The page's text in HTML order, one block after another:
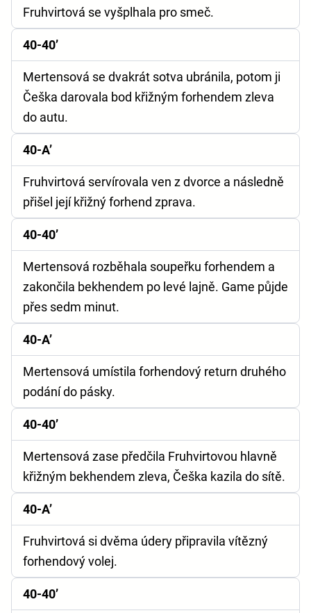
Fruhvirtová se vyšplhala pro smeč.
40-40’
Mertensová se dvakrát sotva ubránila, potom ji
Češka darovala bod křižným forhendem zleva
do autu.
40-A’
Fruhvirtová servírovala ven z dvorce a následně
přišel její křižný forhend zprava.
40-40’
Mertensová rozběhala soupeřku forhendem a
zakončila bekhendem po levé lajně. Game půjde
přes sedm minut.
40-A’
Mertensová umístila forhendový return druhého
podání do pásky.
40-40’
Mertensová zase předčila Fruhvirtovou hlavně
křižným bekhendem zleva, Češka kazila do sítě.
40-A’
Fruhvirtová si dvěma údery připravila vítězný
forhendový volej.
40-40’